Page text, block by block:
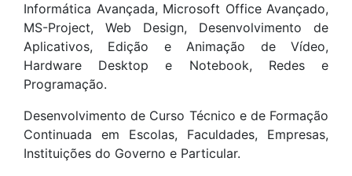
Informática Avançada, Microsoft Office Avançado,
MS-Project, Web Design, Desenvolvimento de
Aplicativos, Edição e Animação de Vídeo,
Hardware Desktop e Notebook, Redes e
Programação.
Desenvolvimento de Curso Técnico e de Formação
Continuada em Escolas, Faculdades, Empresas,
Instituições do Governo e Particular.